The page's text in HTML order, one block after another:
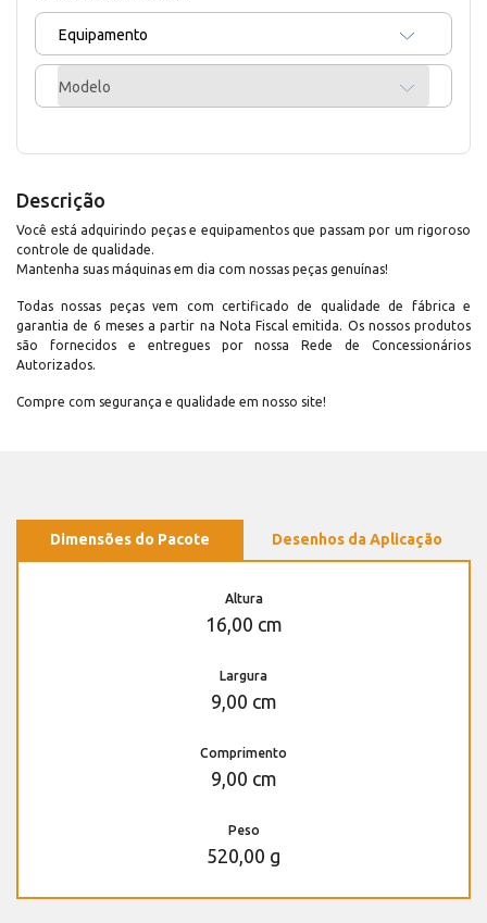
Equipamento
Modelo
Descrição
Você está adquirindo peças e equipamentos que passam por um rigoroso
controle de qualidade.
Mantenha suas máquinas em dia com nossas peças genuínas!
Todas nossas peças vem com certificado de qualidade de fábrica e
garantia de 6 meses a partir na Nota Fiscal emitida. Os nossos produtos
são fornecidos e entregues por nossa Rede de Concessionários
Autorizados.
Compre com segurança e qualidade em nosso site!
Dimensões do Pacote Desenhos da Aplicação
Altura
16,00 cm
Largura
9,00 cm
Comprimento
9,00 cm
Peso
520,00 g